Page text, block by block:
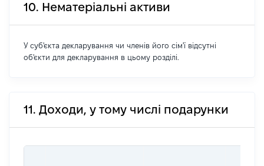
10. Нематеріальні активи
У суб'єкта декларування чи членів його сім'ї відсутні
об'єкти для декларування в цьому розділі.
11. Доходи, у тому числі подарунки